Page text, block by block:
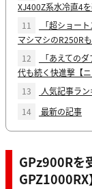
XJ400Z系水冷直4
11
「超ショー
マシマシのR250R
12
「あえての
代も続く快進撃【ニ
13
人気記事ラ
14
最新の記事
GPz900Rを
GPZ1000RX